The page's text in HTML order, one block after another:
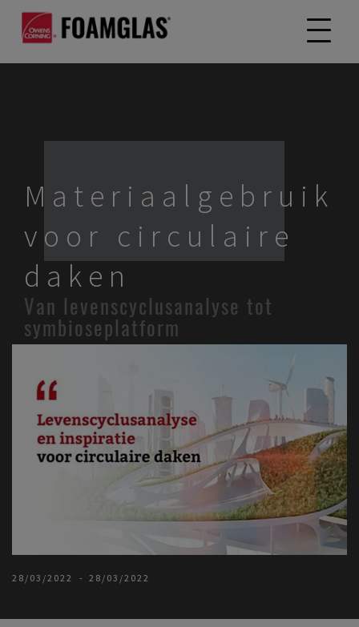
Materiaalgebruik
voor circulaire
daken
Van levenscyclusanalyse tot
symbioseplatform
28/03/2022 28/03/2022